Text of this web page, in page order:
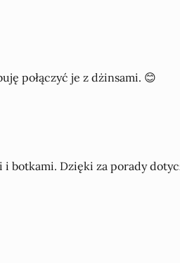
połączyć je z dżinsami. 😊
botkami. Dzięki za porady